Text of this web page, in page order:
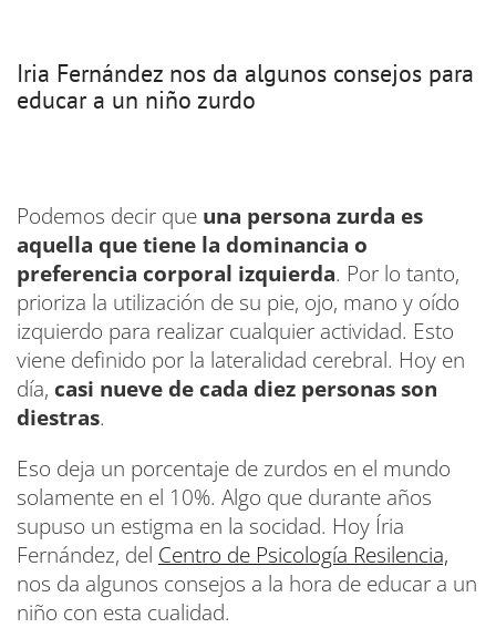
Iria Fernández nos da algunos consejos para
educar a un niño zurdo
Podemos decir que una persona zurda es
aquella que tiene la dominancia o
preferencia corporal izquierda. Por lo tanto,
prioriza la utilización de su pie, ojo, mano y oído
izquierdo para realizar cualquier actividad. Esto
viene definido por la lateralidad cerebral. Hoy en
día, casi nueve de cada diez personas son
diestras.
Eso deja un porcentaje de zurdos en el mundo
solamente en el 10%. Algo que durante años
supuso un estigma en la socidad. Hoy Íria
Fernández, del Centro de Psicología Resilencia,
nos da algunos consejos a la hora de educar a un
niño con esta cualidad.